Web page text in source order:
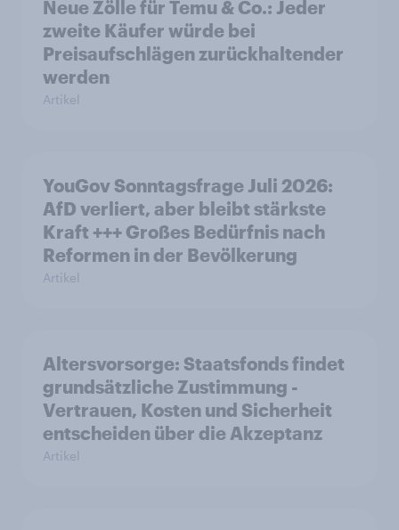
Neue Zölle für Temu & Co.: Jeder
zweite Käufer würde bei
Preisaufschlägen zurückhaltender
werden
Artikel
YouGov Sonntagsfrage Juli 2026:
AfD verliert, aber bleibt stärkste
Kraft +++ Großes Bedürfnis nach
Reformen in der Bevölkerung
Artikel
Altersvorsorge: Staatsfonds findet
grundsätzliche Zustimmung -
Vertrauen, Kosten und Sicherheit
entscheiden über die Akzeptanz
Artikel